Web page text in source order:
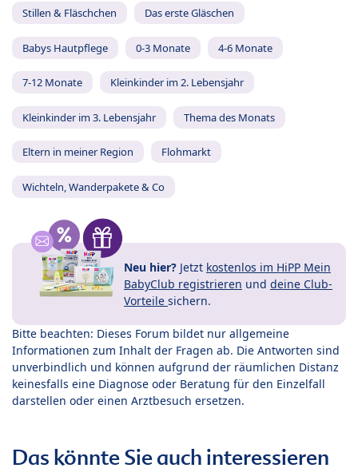
Stillen & Fläschchen Das erste Gläschen
Babys Hautpflege 0-3 Monate 4-6 Monate
7-12 Monate Kleinkinder im 2. Lebensjahr
Kleinkinder im 3. Lebensjahr Thema des Monats
Eltern in meiner Region Flohmarkt
Wichteln, Wanderpakete & Co
Neu hier? Jetzt kostenlos im HiPP Mein
BabyClub registrieren und deine Club-
Vorteile sichern.
Bitte beachten: Dieses Forum bildet nur allgemeine
Informationen zum Inhalt der Fragen ab. Die Antworten sind
unverbindlich und können aufgrund der räumlichen Distanz
keinesfalls eine Diagnose oder Beratung für den Einzelfall
darstellen oder einen Arztbesuch ersetzen.
Das könnte Sie auch interessieren